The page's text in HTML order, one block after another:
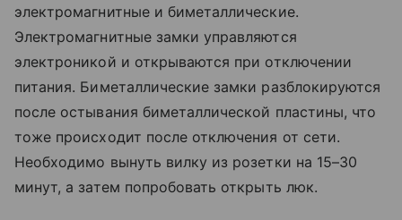
электромагнитные и биметаллические.
Электромагнитные замки управляются
электроникой и открываются при отключении
питания. Биметаллические замки разблокируются
после остывания биметаллической пластины, что
тоже происходит после отключения от сети.
Необходимо вынуть вилку из розетки на 15–30
минут, а затем попробовать открыть люк.